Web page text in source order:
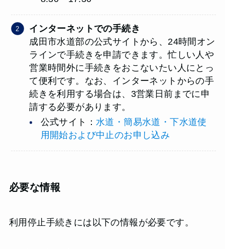
インターネットでの手続き
成田市水道部の公式サイトから、24時間オン
ラインで手続きを申請できます。忙しい人や
営業時間外に手続きをおこないたい人にとっ
て便利です。なお、インターネットからの手
続きを利用する場合は、3営業日前までに申
請する必要があります。
公式サイト：水道・簡易水道・下水道使
用開始および中止のお申し込み
必要な情報
利用停止手続きには以下の情報が必要です。